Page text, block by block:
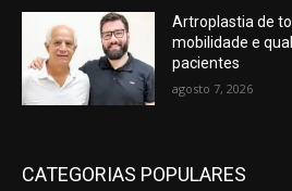
Artroplastia de
mobilidade e
pacientes
agosto 7, 2026
CATEGORIAS POPULARES